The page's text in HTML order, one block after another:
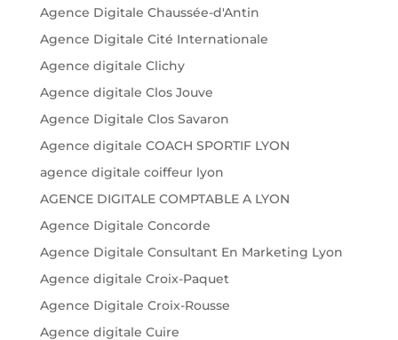
Agence Digitale Chaussée-d'Antin
Agence Digitale Cité Internationale
Agence digitale Clichy
Agence digitale Clos Jouve
Agence Digitale Clos Savaron
Agence digitale COACH SPORTIF LYON
agence digitale coiffeur lyon
AGENCE DIGITALE COMPTABLE A LYON
Agence Digitale Concorde
Agence Digitale Consultant En Marketing Lyon
Agence digitale Croix-Paquet
Agence Digitale Croix-Rousse
Agence digitale Cuire